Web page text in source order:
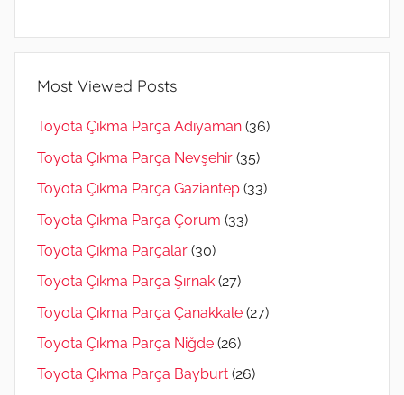
Most Viewed Posts
Toyota Çıkma Parça Adıyaman (36)
Toyota Çıkma Parça Nevşehir (35)
Toyota Çıkma Parça Gaziantep (33)
Toyota Çıkma Parça Çorum (33)
Toyota Çıkma Parçalar (30)
Toyota Çıkma Parça Şırnak (27)
Toyota Çıkma Parça Çanakkale (27)
Toyota Çıkma Parça Niğde (26)
Toyota Çıkma Parça Bayburt (26)